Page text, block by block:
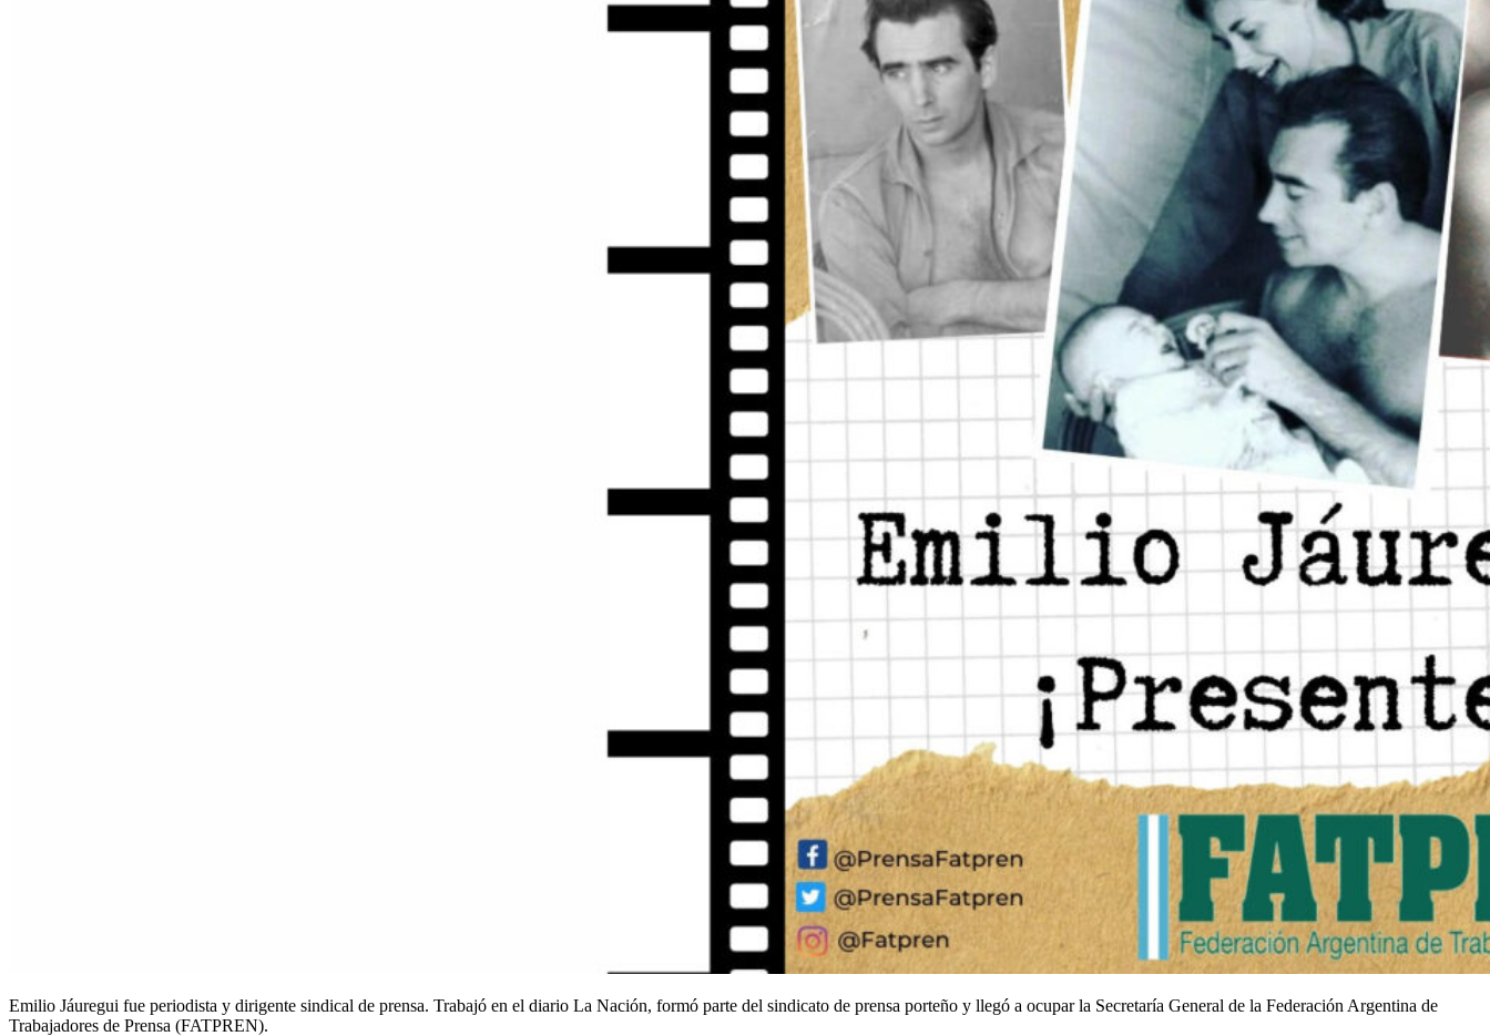
Emilio Jáuregui fue periodista y dirigente sindical de prensa. Trabajó en el diario La Nación, formó parte del sindicato de prensa porteño y llegó a ocupar la Secretaría General de la Federación Argentina de
Trabajadores de Prensa (FATPREN).